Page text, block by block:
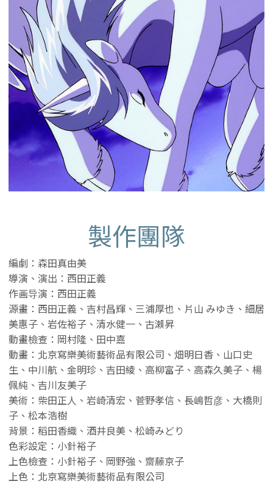
製作團隊
編劇：森田真由美
導演、演出：西田正義
作画导演：西田正義
源畫：西田正義、吉村昌輝、三浦厚也、片山 みゆき、細居
美惠子、岩佐裕子、清水健一、古瀨昇
動畫檢查：岡村隆、田中嘉
動畫：北京寫樂美術藝術品有限公司、畑明日香、山口史
生、中川航、金明珍、吉田綾、高柳富子、高森久美子、楊
佩純、吉川友美子
美術：柴田正人、岩崎清宏、菅野孝信、長嶋哲彦、大橋則
子、松本浩樹
背景：稻田香織、酒井良美、松崎みどり
色彩設定：小針裕子
上色檢查：小針裕子、岡野強、齋藤京子
上色：北京寫樂美術藝術品有限公司